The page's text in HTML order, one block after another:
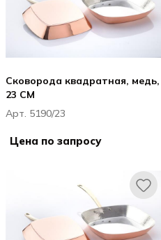
Сковорода квадратная, медь,
23 CM
Арт. 5190/23
Цена по запросу